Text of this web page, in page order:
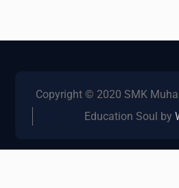
Copyright © 2020 SMK
Education Soul by